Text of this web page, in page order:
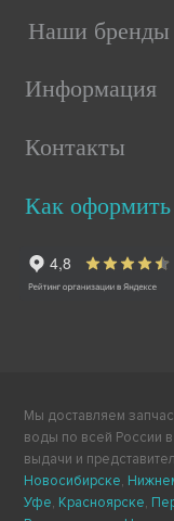
Наши бренды
Информация
Контакты
Как оформить
Мы доставляем
воды по всей России
выдачи и
Новосибирске,
Уфе, Красноярске,